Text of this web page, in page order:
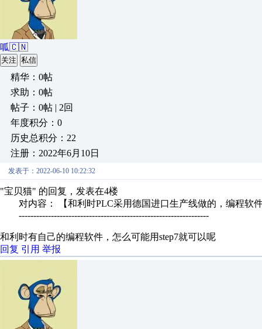
呱🇨🇳
关注 私信
精华：0帖
求助：0帖
帖子：0帖 | 2回
年度积分：0
历史总积分：22
注册：2022年6月10日
发表于：2022-06-10 10:22:32
"宝贝猫" 的回复，发表在4楼
对内容： 【和利时PLC采用德国进口生产线做的，编程软
-----------------------------------------------------------------
和利时有自己的编程软件，怎么可能用step7就可以呢
回复 引用 举报